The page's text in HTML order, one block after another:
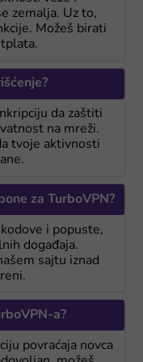
zemalja. Uz to,
Možeš birati
da zaštiti
na mreži.
tvoje aktivnosti
za TurboVPN?
i popuste,
događaja.
sajtu iznad
a?
povraćaja novca